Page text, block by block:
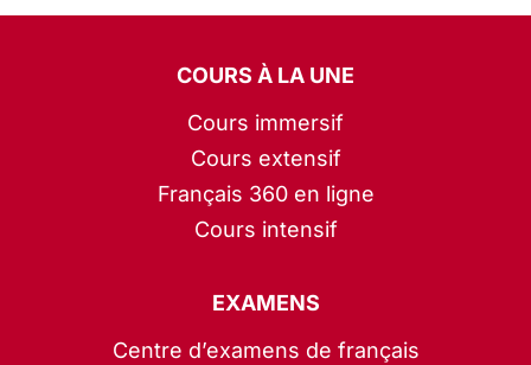
COURS À LA UNE
Cours immersif
Cours extensif
Français 360 en ligne
Cours intensif
EXAMENS
Centre d’examens de français